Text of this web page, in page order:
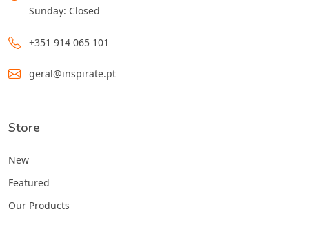
Sunday: Closed
+351 914 065 101
geral@inspirate.pt
Store
New
Featured
Our Products